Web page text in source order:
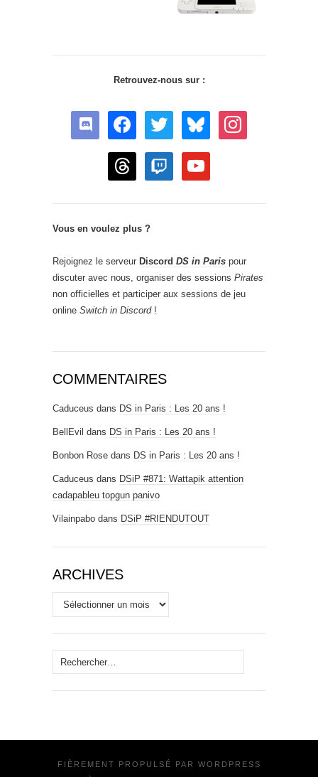
Retrouvez-nous sur :
discord facebook twitter bluesky instagram
threads twitch youtube
Vous en voulez plus ?
Rejoignez le serveur Discord DS in Paris pour
discuter avec nous, organiser des sessions Pirates
non officielles et participer aux sessions de jeu
online Switch in Discord!
COMMENTAIRES
Caduceus dans DS in Paris : Les 20 ans !
BellEvil dans DS in Paris : Les 20 ans !
Bonbon Rose dans DS in Paris : Les 20 ans !
Caduceus dans DSiP #871: Wattapik attention
cadapableu topgun panivo
Vilainpabo dans DSiP #RIENDUTOUT
ARCHIVES
Archives
Rechercher :
FIÈREMENT PROPULSÉ PAR WORDPRESS